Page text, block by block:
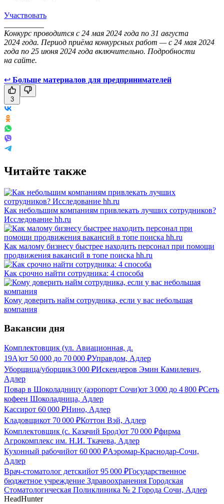
Участвовать
Конкурс проводится с 24 мая 2024 года по 31 августа
2024 года. Период приёма конкурсных работ — с 24 мая 2024
года по 25 июня 2024 года включительно. Подробности
на сайте.
↩ Больше материалов для предпринимателей
3
Читайте также
Как небольшим компаниям привлекать лучших сотрудников?
Исследование hh.ru
Как малому бизнесу быстрее находить персонал при помощи
продвижения вакансий в топе поиска hh.ru
Как срочно найти сотрудника: 4 способа
Кому доверить найм сотрудника, если у вас небольшая
компания
Вакансии дня
Комплектовщик (ул. Авиационная, д.
19А)от 50 000 до 70 000 ₽Управдом, Адлер
Уборщица/уборщик3 000 ₽Искендеров Эмин Камилевич,
Адлер
Повар в Шоколадницу (аэропорт Сочи)от 3 000 до 4 800 ₽Сеть
кофеен Шоколадница, Адлер
Кассирот 60 000 ₽Нино, Адлер
Кладовщикот 70 000 ₽Коттон Вэй, Адлер
Комплектовщик (с. Казачий Брод)от 70 000 ₽фирма
Агрокомплекс им. Н.И. Ткачева, Адлер
Кухонный рабочийот 60 000 ₽Аэромар-Краснодар-Сочи,
Адлер
Врач-стоматолог детскийот 95 000 ₽Государственное
бюджетное учреждение Здравоохранения Городская
Стоматологическая Поликлиника № 2 Города Сочи, Адлер
HeadHunter